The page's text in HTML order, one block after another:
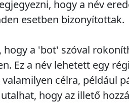
hogy a név
esetben bizonyítottak.
a 'bot' szóval
Ez a név lehetett egy
célra, például
hogy az illető